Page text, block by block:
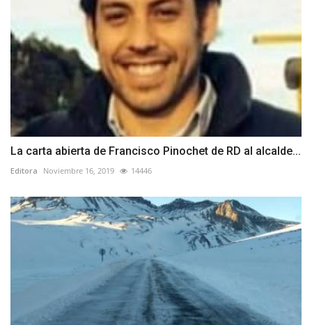
La carta abierta de Francisco Pinochet de RD al alcalde...
Editora Noviembre 16, 2019 14446